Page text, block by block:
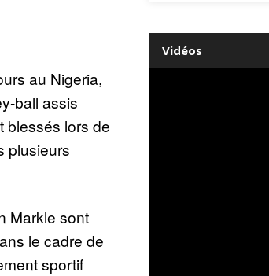
au Nigeria,
ball assis
blessés lors de
plusieurs
Markle sont
le cadre de
sportif
Vidéos